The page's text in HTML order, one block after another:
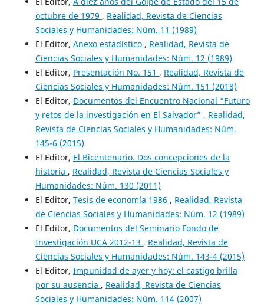
octubre de 1979 , Realidad, Revista de Ciencias
Sociales y Humanidades: Núm. 11 (1989)
El Editor, Anexo estadístico , Realidad, Revista de
Ciencias Sociales y Humanidades: Núm. 12 (1989)
El Editor, Presentación No. 151 , Realidad, Revista de
Ciencias Sociales y Humanidades: Núm. 151 (2018)
El Editor, Documentos del Encuentro Nacional “Futuro
y retos de la investigación en El Salvador” , Realidad,
Revista de Ciencias Sociales y Humanidades: Núm.
145-6 (2015)
El Editor, El Bicentenario. Dos concepciones de la
historia , Realidad, Revista de Ciencias Sociales y
Humanidades: Núm. 130 (2011)
El Editor, Tesis de economía 1986 , Realidad, Revista
de Ciencias Sociales y Humanidades: Núm. 12 (1989)
El Editor, Documentos del Seminario Fondo de
Investigación UCA 2012-13 , Realidad, Revista de
Ciencias Sociales y Humanidades: Núm. 143-4 (2015)
El Editor, Impunidad de ayer y hoy: el castigo brilla
por su ausencia , Realidad, Revista de Ciencias
Sociales y Humanidades: Núm. 114 (2007)